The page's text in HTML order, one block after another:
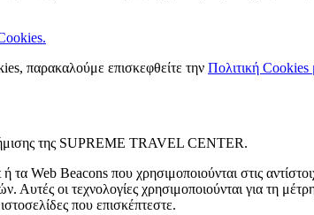
παρακαλούμε επισκεφθείτε την Πολιτική Cookies
της SUPREME TRAVEL CENTER.
Web Beacons που χρησιμοποιούνται στις
οι τεχνολογίες χρησιμοποιούνται για τη
που επισκέπτεστε.